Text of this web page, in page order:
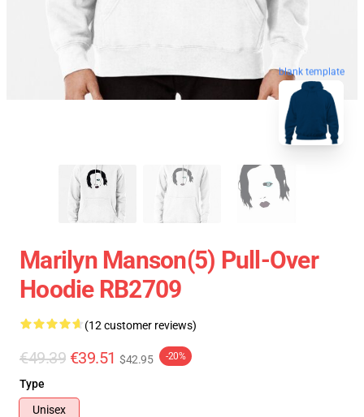
blank template
Marilyn Manson(5) Pull-Over
Hoodie RB2709
(12 customer reviews)
€49.39 €39.51 $42.95 -20%
Type
Unisex